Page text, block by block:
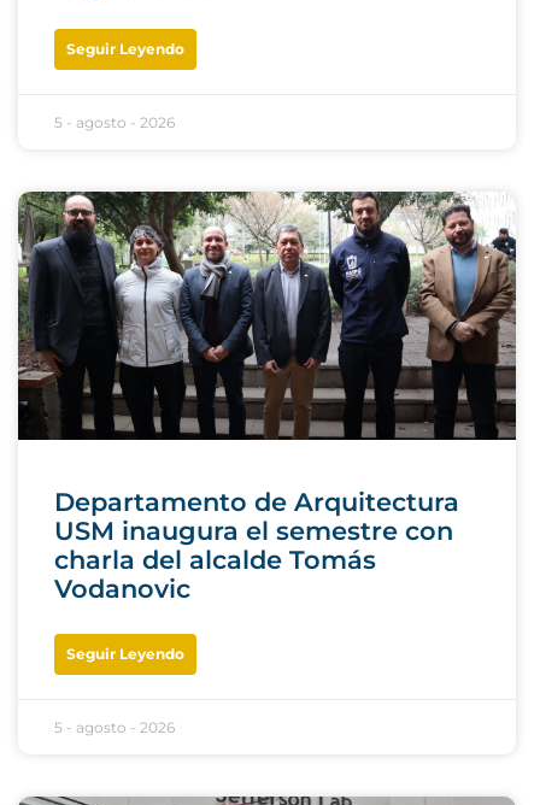
Seguir Leyendo
5 - agosto - 2026
Departamento de Arquitectura
USM inaugura el semestre con
charla del alcalde Tomás
Vodanovic
Seguir Leyendo
5 - agosto - 2026